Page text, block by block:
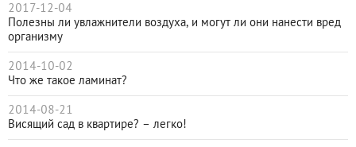
2017-12-04
Полезны ли увлажнители воздуха, и могут ли они нанести вред
организму
2014-10-02
Что же такое ламинат?
2014-08-21
Висящий сад в квартире? – легко!